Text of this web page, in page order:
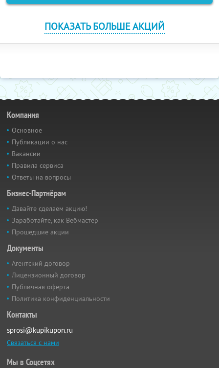
ПОКАЗАТЬ БОЛЬШЕ АКЦИЙ
Компания
Основное
Публикации о нас
Вакансии
Правила сервиса
Ответы на вопросы
Бизнес-Партнёрам
Давайте сделаем акцию!
Заработайте, как Вебмастер
Прошедшие акции
Документы
Агентский договор
Лицензионный договор
Публичная оферта
Политика конфиденциальности
Контакты
sprosi@kupikupon.ru
Связаться с нами
Мы в Соцсетях